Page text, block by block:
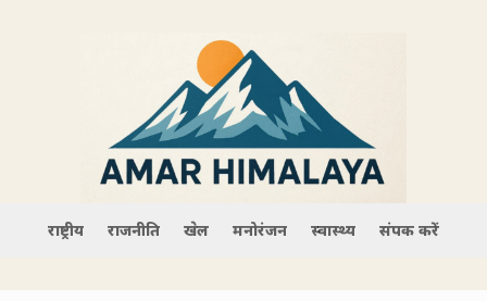
राष्ट्रीय राजनीति खेल मनोरंजन स्वास्थ्य संपर्क करें